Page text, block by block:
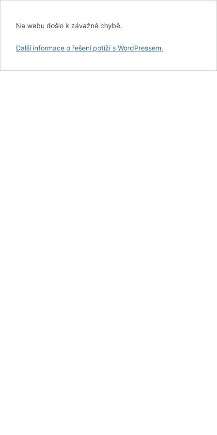
Na webu došlo k závažné chybě.
Další informace o řešení potíží s WordPressem.